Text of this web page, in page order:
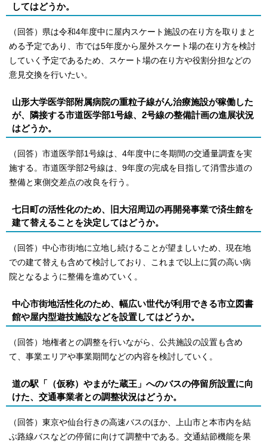
してはどうか。
（回答）県は令和4年度中に屋内スケート施設の在り方を取りまと
める予定であり、市では5年度から屋外スケート場の在り方を検討
していく予定であるため、スケート場の在り方や役割分担などの
意見交換を行いたい。
山形大学医学部附属病院の重粒子線がん治療施設が稼働した
が、隣接する市道医学部1号線、2号線の整備計画の進展状況
はどうか。
（回答）市道医学部1号線は、4年度中に冬期間の交通量調査を実
施する。市道医学部2号線は、9年度の完成を目指して消雪歩道の
整備と東側交差点の改良を行う。
七日町の活性化のため、旧大沼周辺の再開発事業で済生館を
建て替えることを決定してはどうか。
（回答）中心市街地に立地し続けることが望ましいため、現在地
での建て替えも含めて検討しており、これまで以上に質の高い病
院となるように整備を進めていく。
中心市街地活性化のため、幅広い世代が利用できる市立図書
館や屋内型遊技施設などを設置してはどうか。
（回答）地権者との調整を行いながら、公共施設の設置も含め
て、事業エリアや事業期間などの内容を検討していく。
道の駅「（仮称）やまがた蔵王」へのバスの停留所設置に向
けた、交通事業者との調整状況はどうか。
（回答）東京や仙台行きの高速バスのほか、上山市と本市内を結
ぶ路線バスなどの停留に向けて調整中である。交通結節機能を果